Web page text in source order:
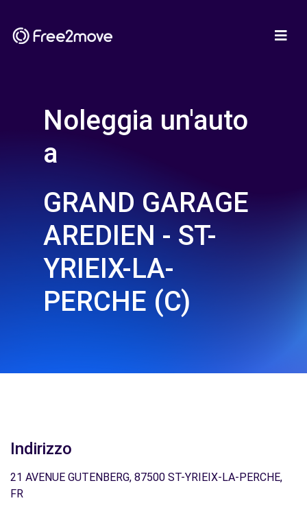
Noleggia un'auto
a
GRAND GARAGE
AREDIEN - ST-
YRIEIX-LA-
PERCHE (C)
Indirizzo
21 AVENUE GUTENBERG, 87500 ST-YRIEIX-LA-PERCHE,
FR